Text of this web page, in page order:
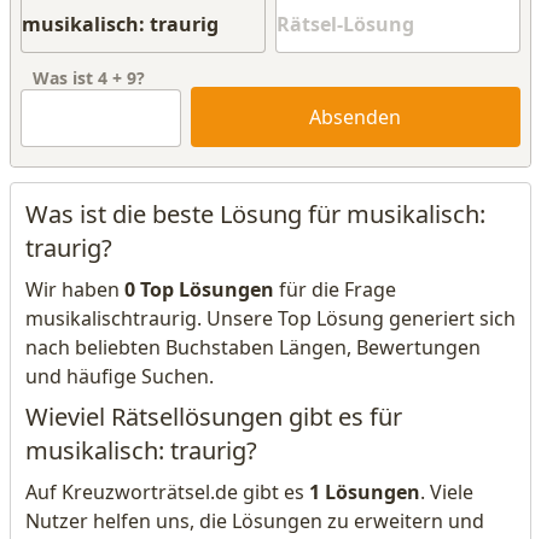
Was ist 4 + 9?
Absenden
Was ist die beste Lösung für musikalisch:
traurig?
Wir haben 0 Top Lösungen für die Frage
musikalischtraurig. Unsere Top Lösung generiert sich
nach beliebten Buchstaben Längen, Bewertungen
und häufige Suchen.
Wieviel Rätsellösungen gibt es für
musikalisch: traurig?
Auf Kreuzworträtsel.de gibt es 1 Lösungen. Viele
Nutzer helfen uns, die Lösungen zu erweitern und